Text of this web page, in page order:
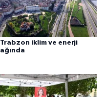
Trabzon iklim ve enerji
ağında